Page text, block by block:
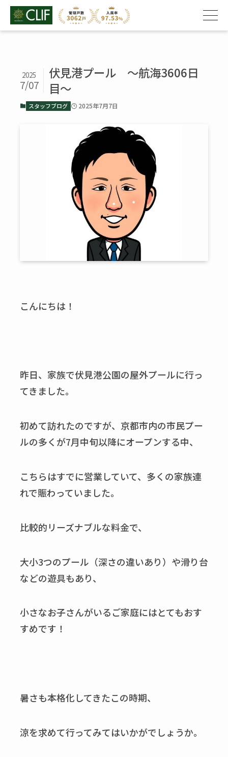
伏見港プール ～航海3606日
目～
2025
7/07
スタッフブログ 2025年7月7日
こんにちは！
昨日、家族で伏見港公園の屋外プールに行っ
てきました。
初めて訪れたのですが、京都市内の市民プー
ルの多くが7月中旬以降にオープンする中、
こちらはすでに営業していて、多くの家族連
れで賑わっていました。
比較的リーズナブルな料金で、
大小3つのプール（深さの違いあり）や滑り台
などの遊具もあり、
小さなお子さんがいるご家庭にはとてもおす
すめです！
暑さも本格化してきたこの時期、
涼を求めて行ってみてはいかがでしょうか。